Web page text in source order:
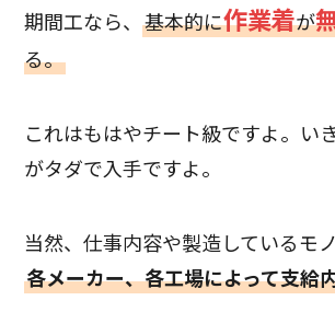
期間工なら、基本的に作業着が
る。
これはもはやチート級ですよ。い
がタダで入手ですよ。
当然、仕事内容や製造しているモ
各メーカー、各工場によって支給